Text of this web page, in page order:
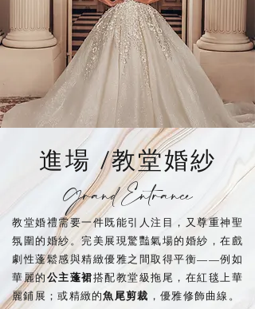
進場 /教堂婚紗
Grand Entrance
教堂婚禮需要一件既能引人注目，又尊重神聖
氛圍的婚紗。完美展現驚豔氣場的婚紗，在戲
劇性蓬鬆感與精緻優雅之間取得平衡——例如
華麗的公主蓬裙搭配教堂級拖尾，在紅毯上華
麗鋪展；或精緻的魚尾剪裁 ，優雅修飾曲線。